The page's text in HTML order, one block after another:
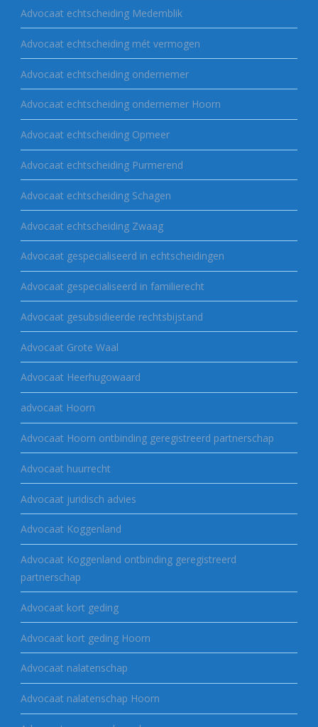
Advocaat echtscheiding Medemblik
Advocaat echtscheiding mét vermogen
Advocaat echtscheiding ondernemer
Advocaat echtscheiding ondernemer Hoorn
Advocaat echtscheiding Opmeer
Advocaat echtscheiding Purmerend
Advocaat echtscheiding Schagen
Advocaat echtscheiding Zwaag
Advocaat gespecialiseerd in echtscheidingen
Advocaat gespecialiseerd in familierecht
Advocaat gesubsidieerde rechtsbijstand
Advocaat Grote Waal
Advocaat Heerhugowaard
advocaat Hoorn
Advocaat Hoorn ontbinding geregistreerd partnerschap
Advocaat huurrecht
Advocaat juridisch advies
Advocaat Koggenland
Advocaat Koggenland ontbinding geregistreerd
partnerschap
Advocaat kort geding
Advocaat kort geding Hoorn
Advocaat nalatenschap
Advocaat nalatenschap Hoorn